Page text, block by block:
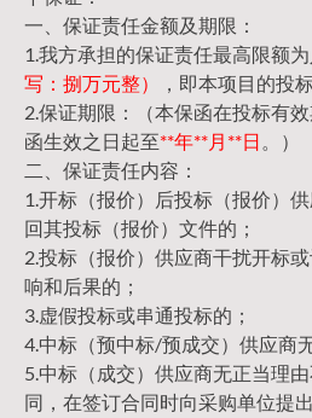
一、保证责任金额及期限：
1.我方承担的保证责任最高限额
写：捌万元整）
，即本项目的投
2.保证期限：（本保函在投标有
函生效之日起至**年**月**日 。）
二、保证责任内容：
1.开标（报价）后投标（报价）
回其投标（报价）文件的；
2.投标（报价）供应商干扰开标
响和后果的；
3.虚假投标或串通投标的；
4.中标（预中标/预成交）供应商
5.中标（成交）供应商无正当理
同，在签订合同时向采购单位提